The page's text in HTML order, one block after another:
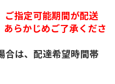
指定可能期間が配送
らかじめご了承くださ
は、配達希望時間帯